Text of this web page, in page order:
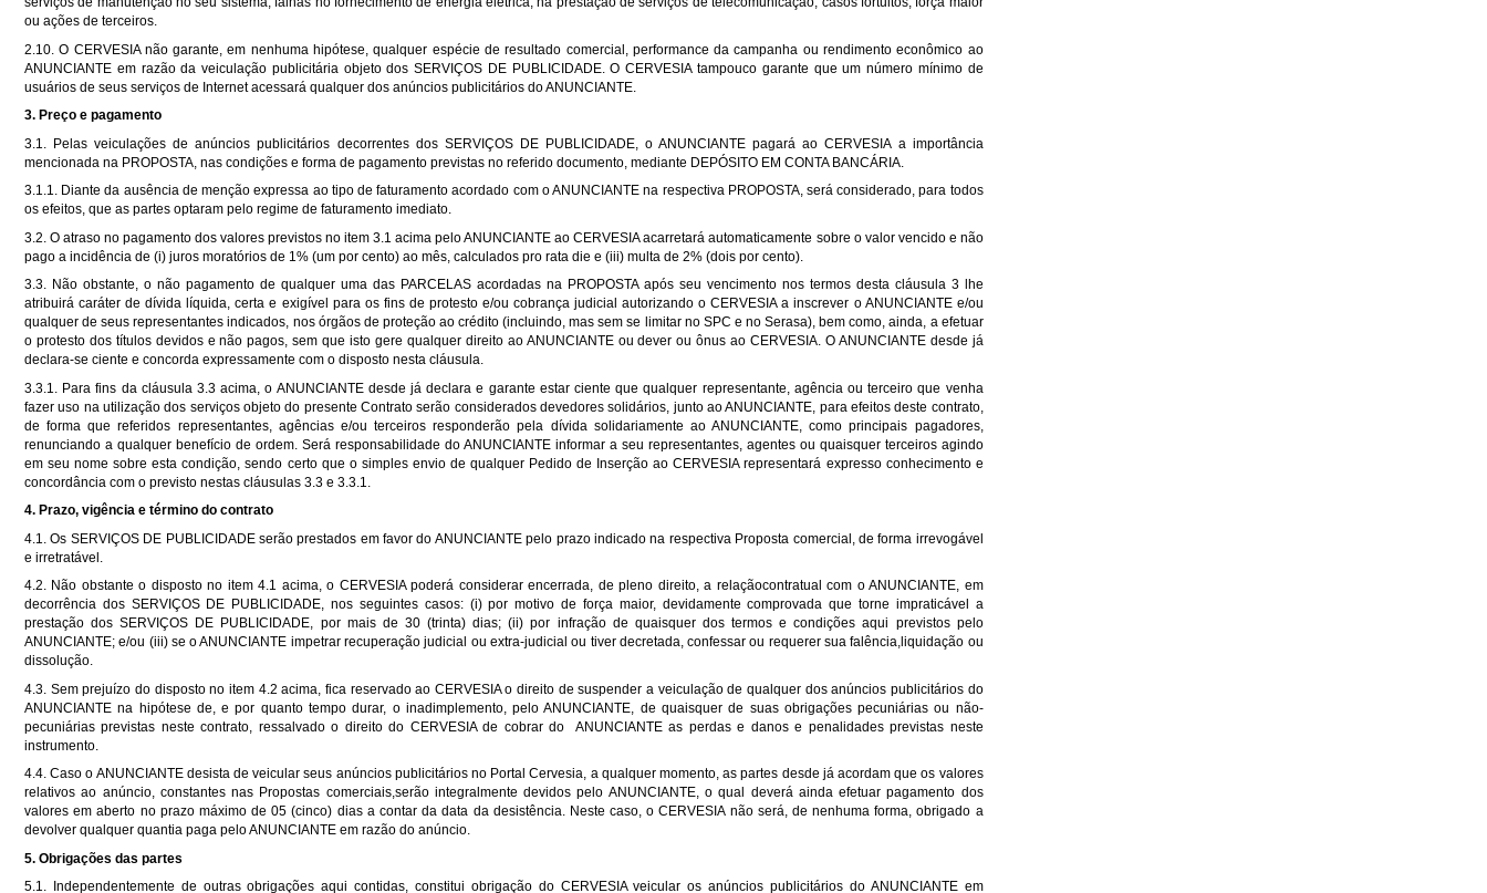
ou ações de terceiros.
2.10. O CERVESIA não garante, em nenhuma hipótese, qualquer espécie de resultado comercial, performance da campanha ou rendimento econômico ao
ANUNCIANTE em razão da veiculação publicitária objeto dos SERVIÇOS DE PUBLICIDADE. O CERVESIA tampouco garante que um número mínimo de
usuários de seus serviços de Internet acessará qualquer dos anúncios publicitários do ANUNCIANTE.
3. Preço e pagamento
3.1. Pelas veiculações de anúncios publicitários decorrentes dos SERVIÇOS DE PUBLICIDADE, o ANUNCIANTE pagará ao CERVESIA a importância
mencionada na PROPOSTA, nas condições e forma de pagamento previstas no referido documento, mediante DEPÓSITO EM CONTA BANCÁRIA.
3.1.1. Diante da ausência de menção expressa ao tipo de faturamento acordado com o ANUNCIANTE na respectiva PROPOSTA, será considerado, para todos
os efeitos, que as partes optaram pelo regime de faturamento imediato.
3.2. O atraso no pagamento dos valores previstos no item 3.1 acima pelo ANUNCIANTE ao CERVESIA acarretará automaticamente sobre o valor vencido e não
pago a incidência de (i) juros moratórios de 1% (um por cento) ao mês, calculados pro rata die e (iii) multa de 2% (dois por cento).
3.3. Não obstante, o não pagamento de qualquer uma das PARCELAS acordadas na PROPOSTA após seu vencimento nos termos desta cláusula 3 lhe
atribuirá caráter de dívida líquida, certa e exigível para os fins de protesto e/ou cobrança judicial autorizando o CERVESIA a inscrever o ANUNCIANTE e/ou
qualquer de seus representantes indicados, nos órgãos de proteção ao crédito (incluindo, mas sem se limitar no SPC e no Serasa), bem como, ainda, a efetuar
o protesto dos títulos devidos e não pagos, sem que isto gere qualquer direito ao ANUNCIANTE ou dever ou ônus ao CERVESIA. O ANUNCIANTE desde já
declara-se ciente e concorda expressamente com o disposto nesta cláusula.
3.3.1. Para fins da cláusula 3.3 acima, o ANUNCIANTE desde já declara e garante estar ciente que qualquer representante, agência ou terceiro que venha
fazer uso na utilização dos serviços objeto do presente Contrato serão considerados devedores solidários, junto ao ANUNCIANTE, para efeitos deste contrato,
de forma que referidos representantes, agências e/ou terceiros responderão pela dívida solidariamente ao ANUNCIANTE, como principais pagadores,
renunciando a qualquer benefício de ordem. Será responsabilidade do ANUNCIANTE informar a seu representantes, agentes ou quaisquer terceiros agindo
em seu nome sobre esta condição, sendo certo que o simples envio de qualquer Pedido de Inserção ao CERVESIA representará expresso conhecimento e
concordância com o previsto nestas cláusulas 3.3 e 3.3.1.
4. Prazo, vigência e término do contrato
4.1. Os SERVIÇOS DE PUBLICIDADE serão prestados em favor do ANUNCIANTE pelo prazo indicado na respectiva Proposta comercial, de forma irrevogável
e irretratável.
4.2. Não obstante o disposto no item 4.1 acima, o CERVESIA poderá considerar encerrada, de pleno direito, a relaçãocontratual com o ANUNCIANTE, em
decorrência dos SERVIÇOS DE PUBLICIDADE, nos seguintes casos: (i) por motivo de força maior, devidamente comprovada que torne impraticável a
prestação dos SERVIÇOS DE PUBLICIDADE, por mais de 30 (trinta) dias; (ii) por infração de quaisquer dos termos e condições aqui previstos pelo
ANUNCIANTE; e/ou (iii) se o ANUNCIANTE impetrar recuperação judicial ou extra-judicial ou tiver decretada, confessar ou requerer sua falência,liquidação ou
dissolução.
4.3. Sem prejuízo do disposto no item 4.2 acima, fica reservado ao CERVESIA o direito de suspender a veiculação de qualquer dos anúncios publicitários do
ANUNCIANTE na hipótese de, e por quanto tempo durar, o inadimplemento, pelo ANUNCIANTE, de quaisquer de suas obrigações pecuniárias ou não-
pecuniárias previstas neste contrato, ressalvado o direito do CERVESIA de cobrar do ANUNCIANTE as perdas e danos e penalidades previstas neste
instrumento.
4.4. Caso o ANUNCIANTE desista de veicular seus anúncios publicitários no Portal Cervesia, a qualquer momento, as partes desde já acordam que os valores
relativos ao anúncio, constantes nas Propostas comerciais,serão integralmente devidos pelo ANUNCIANTE, o qual deverá ainda efetuar pagamento dos
valores em aberto no prazo máximo de 05 (cinco) dias a contar da data da desistência. Neste caso, o CERVESIA não será, de nenhuma forma, obrigado a
devolver qualquer quantia paga pelo ANUNCIANTE em razão do anúncio.
5. Obrigações das partes
5.1. Independentemente de outras obrigações aqui contidas, constitui obrigação do CERVESIA veicular os anúncios publicitários do ANUNCIANTE em